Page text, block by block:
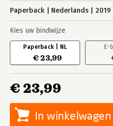
Paperback Nederlands 2019
Kies uw bindwijze
Paperback | NL
€ 23,99
E-
€ 23,99
In winkelwagen